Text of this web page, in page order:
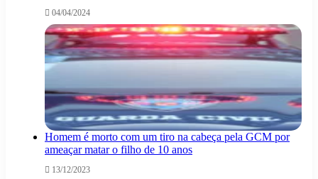
04/04/2024
Homem é morto com um tiro na cabeça pela GCM por
ameaçar matar o filho de 10 anos
13/12/2023